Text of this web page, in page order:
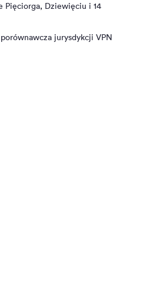
Pięciorga, Dziewięciu i 14
jurysdykcji VPN